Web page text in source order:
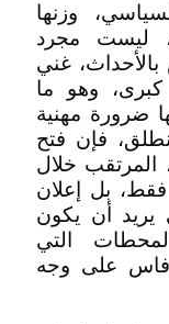
وزنها
ليست مجرد
غني
وهو ما
ضرورة مهنية
فإن فتح
المرتقب خلال
بل إعلان
أن يكون
التي
فاس على وجه